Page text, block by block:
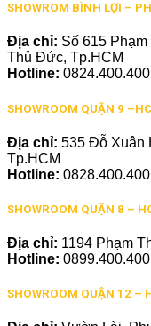
SHOWROM BÌNH LỢI –
Địa chỉ: Số 615
Thủ Đức, Tp.HCM
Hotline: 0824.400.400
SHOWROOM QUẬN 9
Địa chỉ: 535 Đỗ Xuân
Tp.HCM
Hotline: 0828.400.400
SHOWROOM QUẬN 8 –
Địa chỉ: 1194 Phạm
Hotline: 0899.400.400
SHOWROOM QUẬN 12 –